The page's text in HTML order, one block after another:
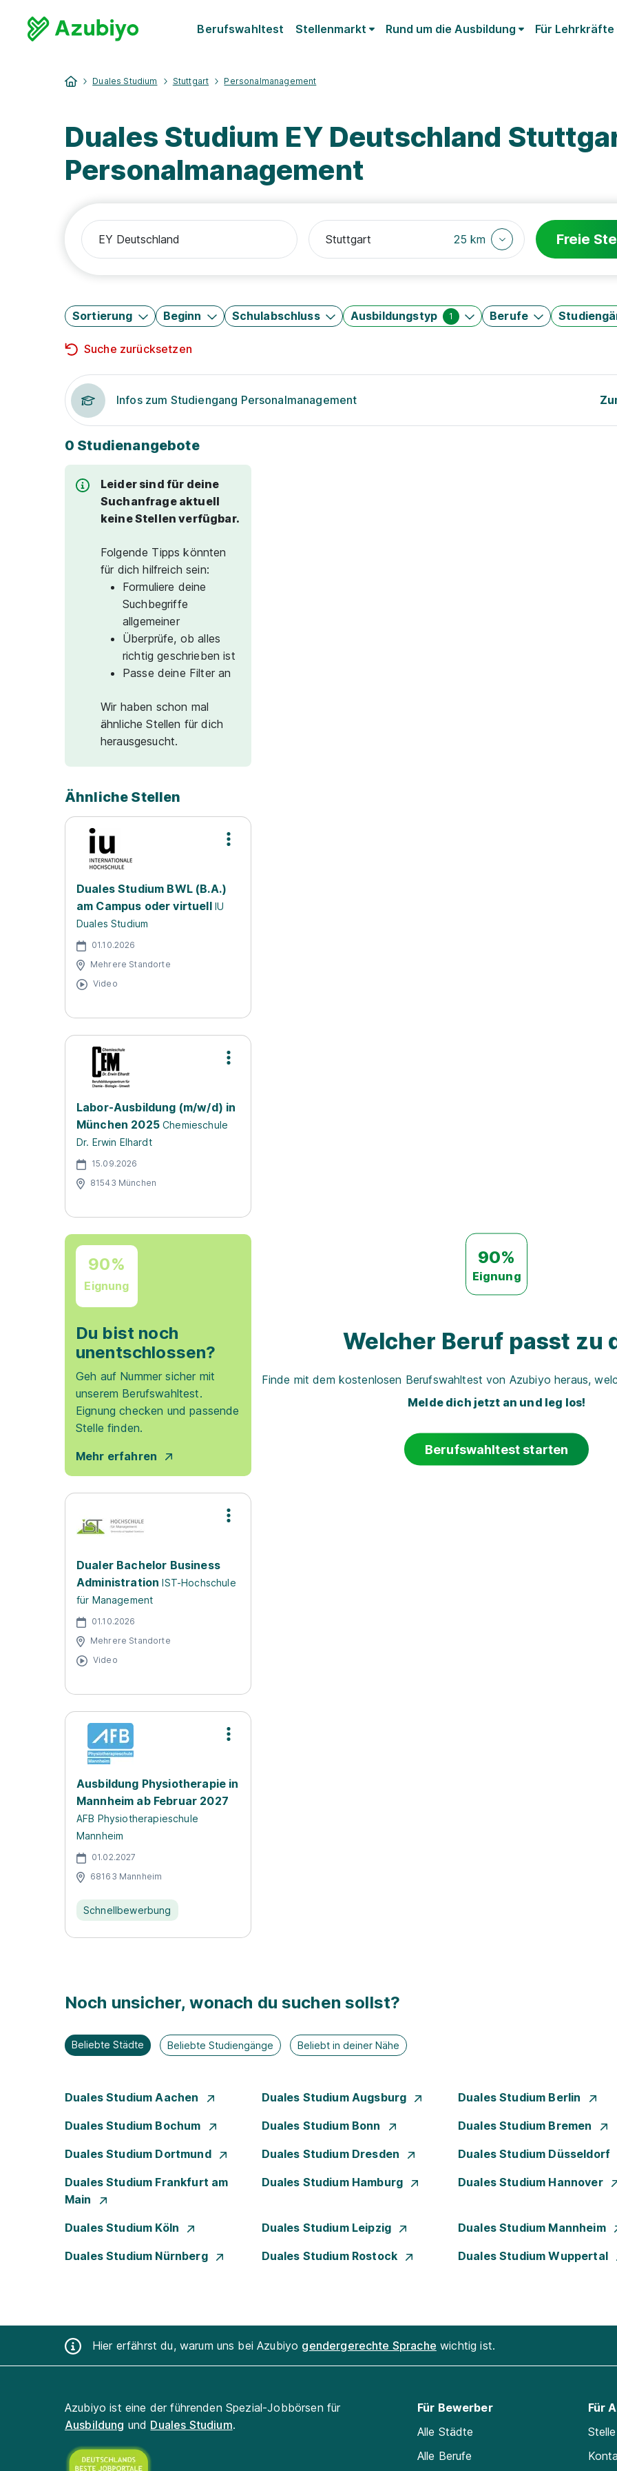
Berufswahltest Stellenmarkt Rund um die Ausbildung Für Lehrkräfte
Duales Studium Stuttgart Personalmanagement
Duales Studium EY Deutschland
Personalmanagement
25 km Freie
Sortierung Beginn Schulabschluss Ausbildungstyp 1 Berufe
Suche zurücksetzen
Infos zum Studiengang Personalmanagement
0 Studienangebote
Leider sind für deine
Suchanfrage aktuell
keine Stellen verfügbar.
Folgende Tipps könnten
für dich hilfreich sein:
Formuliere deine
Suchbegriffe
allgemeiner
Überprüfe, ob alles
richtig geschrieben ist
Passe deine Filter an
Wir haben schon mal
ähnliche Stellen für dich
herausgesucht.
Ähnliche Stellen
Duales Studium BWL (B.A.)
am Campus oder virtuell IU
Duales Studium
01.10.2026
Mehrere Standorte
Video
Labor-Ausbildung (m/w/d) in
München 2025 Chemieschule
Dr. Erwin Elhardt
15.09.2026
81543 München
90%
Eignung
Du bist noch
unentschlossen?
Geh auf Nummer sicher mit
unserem Berufswahltest.
Eignung checken und passende
Stelle finden.
Mehr erfahren
Dualer Bachelor Business
Administration IST-Hochschule
für Management
01.10.2026
Mehrere Standorte
Video
Ausbildung Physiotherapie in
Mannheim ab Februar 2027
AFB Physiotherapieschule
Mannheim
01.02.2027
68163 Mannheim
Schnellbewerbung
90%
Eignung
Welcher Beruf passt zu
Finde mit dem kostenlosen Berufswahltest von Azubiyo heraus,
Melde dich jetzt an und leg los!
Berufswahltest starten
Noch unsicher, wonach du suchen sollst?
Beliebte Städte Beliebte Studiengänge Beliebt in deiner Nähe
Duales Studium Aachen Duales Studium Augsburg Duales Studium Berlin
Duales Studium Bochum Duales Studium Bonn Duales Studium Bremen
Duales Studium Dortmund Duales Studium Dresden Duales Studium Düsseldorf
Duales Studium Frankfurt am
Main
Duales Studium Hamburg Duales Studium Hannover
Duales Studium Köln Duales Studium Leipzig Duales Studium Mannheim
Duales Studium Nürnberg Duales Studium Rostock Duales Studium Wuppertal
Hier erfährst du, warum uns bei Azubiyo gendergerechte Sprache wichtig ist.
Azubiyo ist eine der führenden Spezial-Jobbörsen für
Ausbildung und Duales Studium.
Für Bewerber
Alle Städte
Alle Berufe
Für